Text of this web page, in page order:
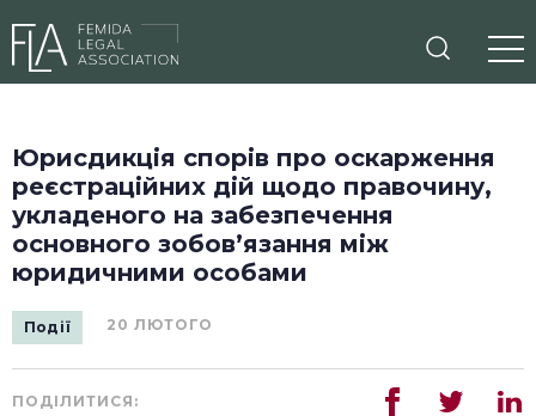
Пошук
Юрисдикція спорів про оскарження
реєстраційних дій щодо правочину,
укладеного на забезпечення
основного зобов’язання між
юридичними особами
Події 20 ЛЮТОГО
ПОДІЛИТИСЯ: